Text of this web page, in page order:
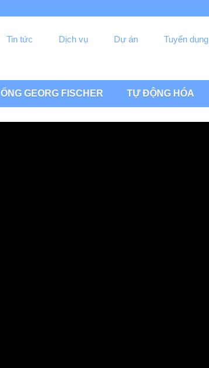
Tin tức Dịch vụ Dự án Tuyển dụng
ỐNG GEORG FISCHER TỰ ĐỘNG HÓA